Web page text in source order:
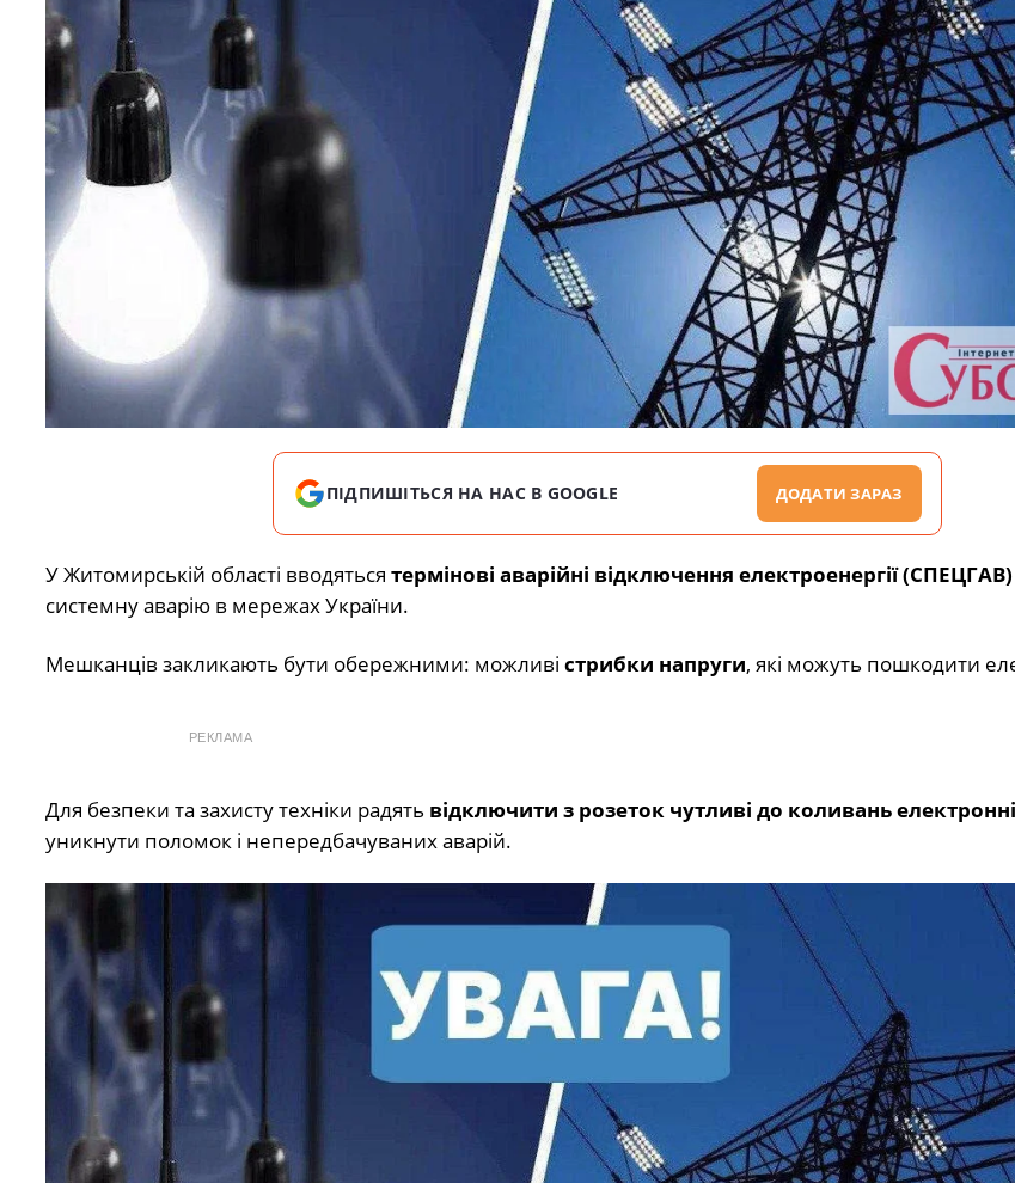
ПІДПИШІТЬСЯ НА НАС В GOOGLE ДОДАТИ ЗАРАЗ
У Житомирській області вводяться термінові аварійні відключення електроенергії (СПЕЦГАВ)
системну аварію в мережах України.
Мешканців закликають бути обережними: можливі стрибки напруги, які можуть пошкодити
РЕКЛАМА
Для безпеки та захисту техніки радять відключити з розеток чутливі до коливань
уникнути поломок і непередбачуваних аварій.